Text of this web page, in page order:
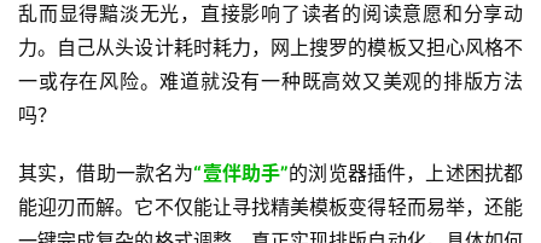
乱而显得黯淡无光，直接影响了读者的阅读意愿和分享动
力。自己从头设计耗时耗力，网上搜罗的模板又担心风格不
一或存在风险。难道就没有一种既高效又美观的排版方法
吗？
其实，借助一款名为“壹伴助手”的浏览器插件，上述困扰都
能迎刃而解。它不仅能让寻找精美模板变得轻而易举，还能